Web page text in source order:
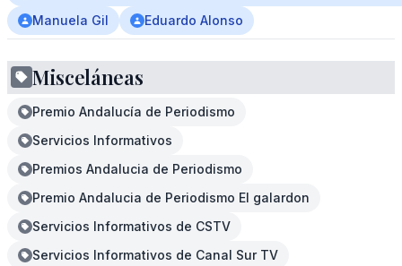
Manuela Gil
Eduardo Alonso
Misceláneas
Premio Andalucía de Periodismo
Servicios Informativos
Premios Andalucia de Periodismo
Premio Andalucia de Periodismo El galardon
Servicios Informativos de CSTV
Servicios Informativos de Canal Sur TV